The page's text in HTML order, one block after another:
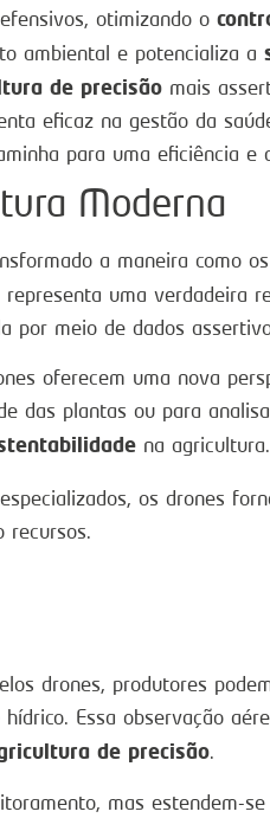
otimizando o
ambiental e potencializa a
de precisão mais
eficaz na gestão da
para uma eficiência e
Moderna
a maneira como
uma verdadeira
por meio de dados
oferecem uma nova
das plantas ou para
na agricultura.
os drones
recursos.
drones, produtores
Essa observação
de precisão.
mas estendem-